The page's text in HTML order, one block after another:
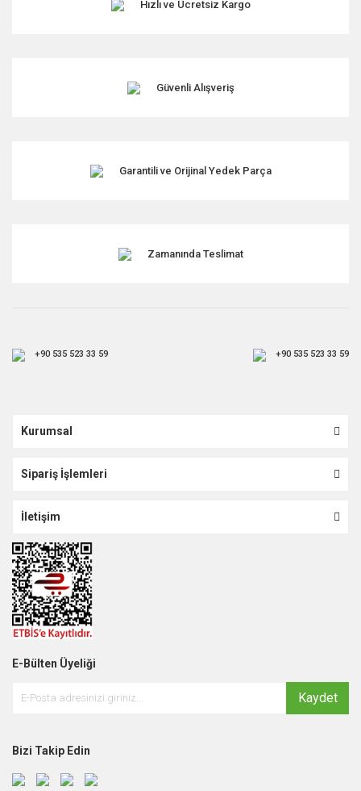
Ürün resmi kalitesiz, bozuk veya görüntülenemiyor.
Ürün fiyatı diğer sitelerden daha pahalı.
Hızlı ve Ücretsiz Kargo
Güvenli Alışveriş
Garantili ve Orijinal Yedek Parça
Zamanında Teslimat
+90 535 523 33 59 +90 535 523 33 59
Kurumsal
Sipariş İşlemleri
İletişim
E-Bülten Üyeliği
Kaydet
Bizi Takip Edin